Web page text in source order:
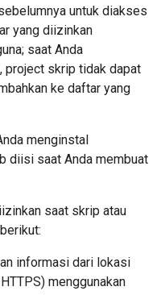
untuk diakses
yang diizinkan
saat Anda
project skrip tidak dapat
ke daftar yang
menginstal
diisi saat Anda membuat
saat skrip atau
informasi dari lokasi
menggunakan